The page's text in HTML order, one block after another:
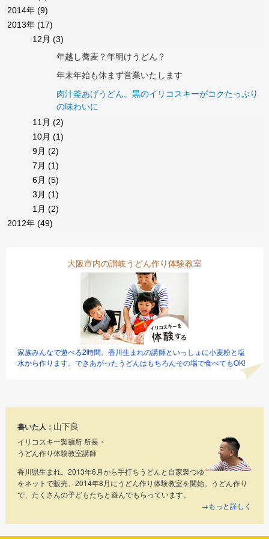
2014年 (9)
2013年 (17)
12月(3)
年越し蕎麦？年明けうどん？
年末年始も休まず営業いたします
肉汁釜あげうどん。黒のイリコスキーがコクたっぷり
の味わいに
11月(2)
10月(1)
9月(2)
7月(1)
6月(5)
3月(1)
1月(2)
2012年 (49)
大阪市内の讃岐うどん作り体験教室
家族みんなで遊べる2時間。香川生まれの講師といっしょに小麦粉と塩
水から作ります。できあがったうどんはもちろんその場で食べてもOK!
書いた人： 山下良
イリコスキー製麺所 所長・
うどん作り体験教室講師
香川県生まれ。2013年6月から手打ちうどんと自家製つゆ
をネットで販売、2014年8月にうどん作り体験教室を開始。うどん作り
で、たくさんの子どもたちと遊んでもらっています。
→もっと詳しく